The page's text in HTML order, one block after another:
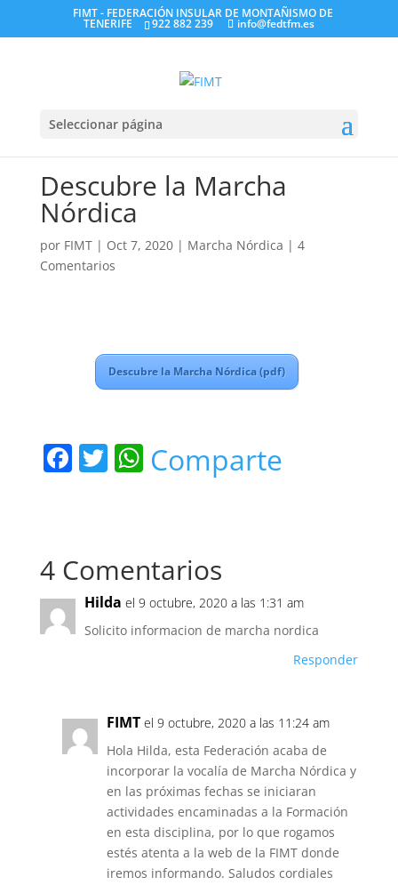
FIMT - FEDERACIÓN INSULAR DE MONTAÑISMO DE
TENERIFE 922 882 239 info@fedtfm.es
Seleccionar página
Descubre la Marcha
Nórdica
por FIMT| Oct 7, 2020| Marcha Nórdica | 4
Comentarios
Descubre la Marcha Nórdica (pdf)
F
b
o
o
T W
A
p
p
Comparte
4 Comentarios
Hilda el 9 octubre, 2020 a las 1:31 am
Solicito informacion de marcha nordica
Responder
FIMT el 9 octubre, 2020 a las 11:24 am
Hola Hilda, esta Federación acaba de
incorporar la vocalía de Marcha Nórdica y
en las próximas fechas se iniciaran
actividades encaminadas a la Formación
en esta disciplina, por lo que rogamos
estés atenta a la web de la FIMT donde
iremos informando. Saludos cordiales